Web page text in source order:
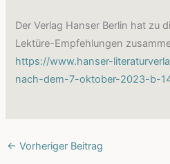
Der Verlag Hanser Berlin hat zu
Lektüre-Empfehlungen
https://www.hanser-
nach-dem-7-oktober-2023-b-
← Vorheriger Beitrag